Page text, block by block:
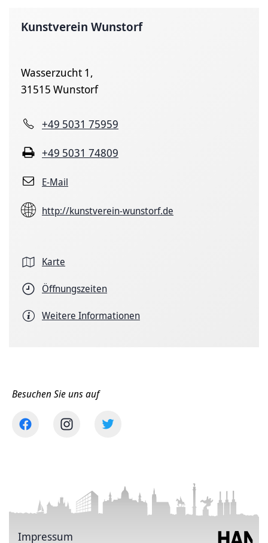
Kunstverein Wunstorf
Wasserzucht 1,
31515 Wunstorf
+49 5031 75959
+49 5031 74809
E-Mail
http://kunstverein-wunstorf.de
Karte
Öffnungszeiten
Weitere Informationen
Besuchen Sie uns auf
Impressum